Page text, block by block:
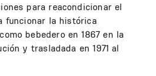
para reacondicionar el
funcionar la histórica
bebedero en 1867 en la
y trasladada en 1971 al